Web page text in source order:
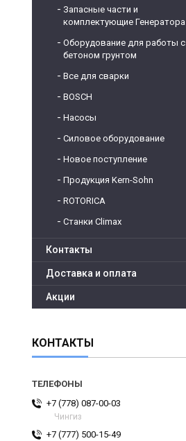
Запасные части и
комплектующие Генератора
Оборудование для работы с
бетоном грунтом
Все для сварки
BOSCH
Насосы
Силовое оборудование
Новое поступление
Продукция Kern-Sohn
ROTORICA
Станки Climax
Контакты
Доставка и оплата
Акции
КОНТАКТЫ
+7 (778) 087-00-03
Чингиз
+7 (777) 500-15-49